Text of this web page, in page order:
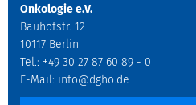
Onkologie e.V.
Bauhofstr. 12
10117 Berlin
Tel.: +49 30 27 87 60 89 - 0
E-Mail: info@dgho.de